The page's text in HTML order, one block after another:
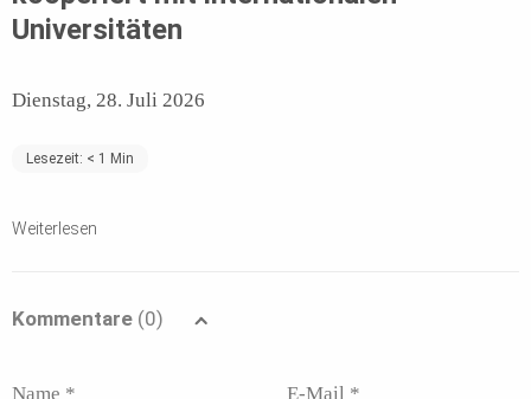
Universitäten
Dienstag, 28. Juli 2026
Lesezeit: < 1 Min
Weiterlesen
Kommentare (0)